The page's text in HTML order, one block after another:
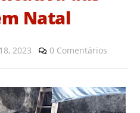
Natal
2023 0 Comentários